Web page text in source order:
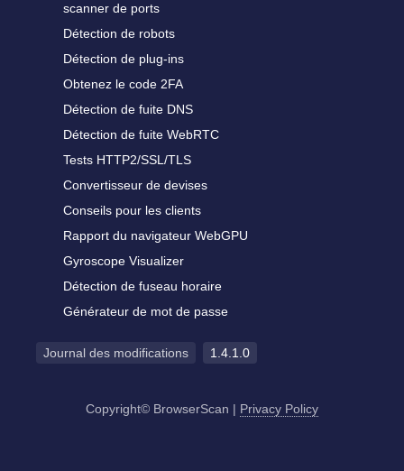
scanner de ports
Détection de robots
Détection de plug-ins
Obtenez le code 2FA
Détection de fuite DNS
Détection de fuite WebRTC
Tests HTTP2/SSL/TLS
Convertisseur de devises
Conseils pour les clients
Rapport du navigateur WebGPU
Gyroscope Visualizer
Détection de fuseau horaire
Générateur de mot de passe
Journal des modifications 1.4.1.0
Copyright© BrowserScan | Privacy Policy